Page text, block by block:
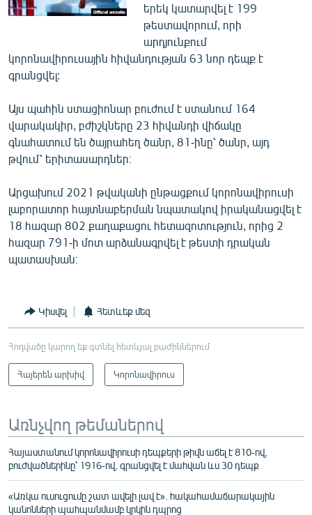
երեկ կատարվել է 199
թեստավորում, որի
արդյունքում
կորոնավիրուսային հիվանդության 63 նոր դեպք է
գրանցվել:
Այս պահին ստացիոնար բուժում է ստանում 164
վարակակիր, բժիշկները 23 հիվանդի վիճակը
գնահատում են ծայրահեղ ծանր, 81-ինը՝ ծանր, այդ
թվում՝ երիտասարդներ։
Արցախում 2021 թվականի ընթացքում կորոնավիրուսի
լաբորատոր հայտնաբերման նպատակով իրականացվել է
18 հազար 802 քաղաքացու հետազոտություն, որից 2
հազար 791-ի մոտ արձանագրվել է թեստի դրական
պատասխան։
Կիսվել Հետևեք մեզ
Հոդվածը կարող եք գտնել հետևյալ բաժիններում
Հայերեն արխիվ Կորոնավիրուս
Առնչվող թեմաներով
Հայաստանում կորոնավիրուսի դեպքերի թիվն աճել է 810-ով,
բուժվածներինը՝ 1916-ով, գրանցվել է մահվան ևս 30 դեպք
«Առկա ուսուցումը շատ ավելի լավ է». հակահամաճարակային
կանոնների պահպանմամբ կրկին դպրոց